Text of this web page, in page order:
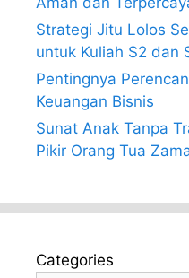
Strategi Jitu Lolos
untuk Kuliah S2 dan
Pentingnya
Keuangan Bisnis
Sunat Anak Tanpa
Pikir Orang Tua
Categories